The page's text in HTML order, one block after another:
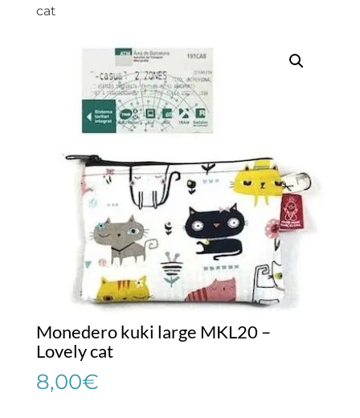
cat
Monedero kuki large MKL20 –
Lovely cat
8,00€